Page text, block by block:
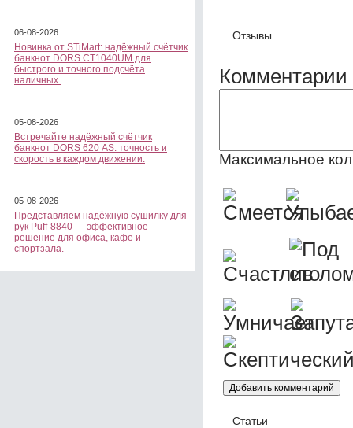
06-08-2026
Новинка от STiMart: надёжный счётчик
банкнот DORS CT1040UM для
быстрого и точного подсчёта
наличных.
05-08-2026
Встречайте надёжный счётчик
банкнот DORS 620 АS: точность и
скорость в каждом движении.
05-08-2026
Представляем надёжную сушилку для
рук Puff-8840 — эффективное
решение для офиса, кафе и
спортзала.
Отзывы
Комментарии
Максимальное
Статьи